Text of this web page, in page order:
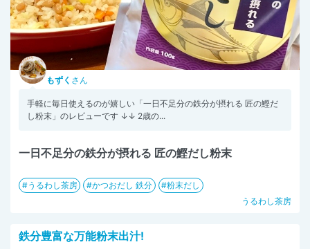
もずく さん
手軽に毎日使えるのが嬉しい「一日不足分の鉄分が摂れる 匠の鰹だ
し粉末」のレビューです ↓↓ 2歳の...
一日不足分の鉄分が摂れる 匠の鰹だし粉末
うるわし茶房 かつおだし 鉄分
粉末だし
うるわし茶房
鉄分豊富な万能粉末出汁!